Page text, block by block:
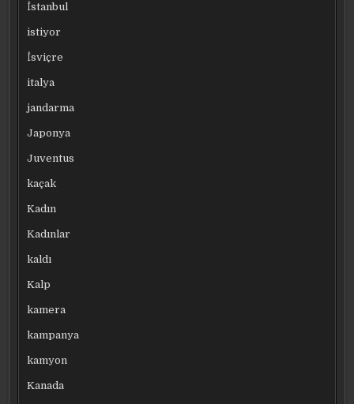
İstanbul
istiyor
İsviçre
italya
jandarma
Japonya
Juventus
kaçak
Kadın
Kadınlar
kaldı
Kalp
kamera
kampanya
kamyon
Kanada